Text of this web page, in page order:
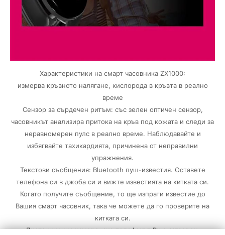
Характеристики на смарт часовника ZX1000:
измерва кръвното налягане, кислорода в кръвта в реално
време
Сензор за сърдечен ритъм: със зелен оптичен сензор,
часовникът анализира притока на кръв под кожата и следи за
неравномерен пулс в реално време. Наблюдавайте и
избягвайте тахикардията, причинена от неправилни
упражнения.
Текстови съобщения: Bluetooth пуш-известия. Оставете
телефона си в джоба си и вижте известията на китката си.
Когато получите съобщение, то ще изпрати известие до
Вашия смарт часовник, така че можете да го проверите на
китката си.
Дистанционна камера: ако телефонът Ви е затворен,